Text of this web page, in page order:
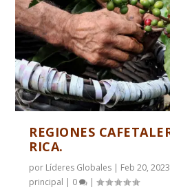
REGIONES
RICA.
por Líderes Globales | Feb 20, 2023
principal | 0 |